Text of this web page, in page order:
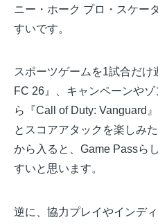
ニー・ホーク プロ・スケー
すいです。
スポーツゲームを1試合だ
FC 26』、キャンペーンや
ら『Call of Duty: Vanguard
とスコアアタックを楽しみ
から入ると、Game Passら
すいと思います。
逆に、協力プレイやインデ